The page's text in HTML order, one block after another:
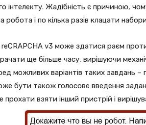
інтелекту. Жадібність є причиною,
і по кілька разів клацати
reCRAPCHA v3 може здатися раєм
ще більше часу, вирішуючи
можливих варіантів таких завдань –
бути також голосове введення
взяти інший пристрій і